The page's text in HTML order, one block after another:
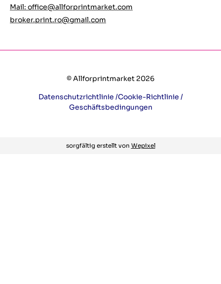
Mail: office@allforprintmarket.com
broker.print.ro@gmail.com
© Allforprintmarket 2026
Datenschutzrichtlinie /Cookie-Richtlinie /
Geschäftsbedingungen
sorgfältig erstellt von Wepixel